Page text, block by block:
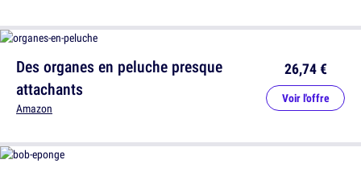
Des organes en peluche presque
attachants
Amazon
26,74 €
Voir l'offre